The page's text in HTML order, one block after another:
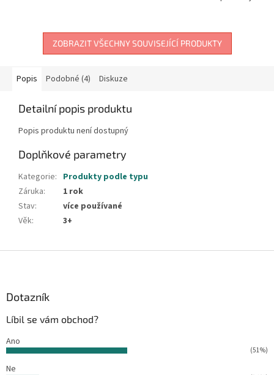
ZOBRAZIT VŠECHNY SOUVISEJÍCÍ PRODUKTY
Popis Podobné (4) Diskuze
Detailní popis produktu
Popis produktu není dostupný
Doplňkové parametry
Kategorie: Produkty podle typu
Záruka:
1 rok
Stav:
více používané
Věk: 3+
Dotazník
Líbil se vám obchod?
Ano
(51%)
Ne